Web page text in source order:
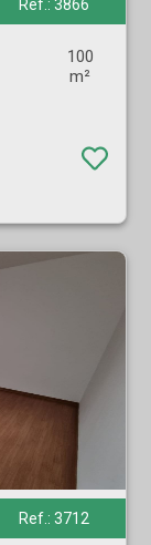
Ref.: 3866
100
m²
Ref.: 3712